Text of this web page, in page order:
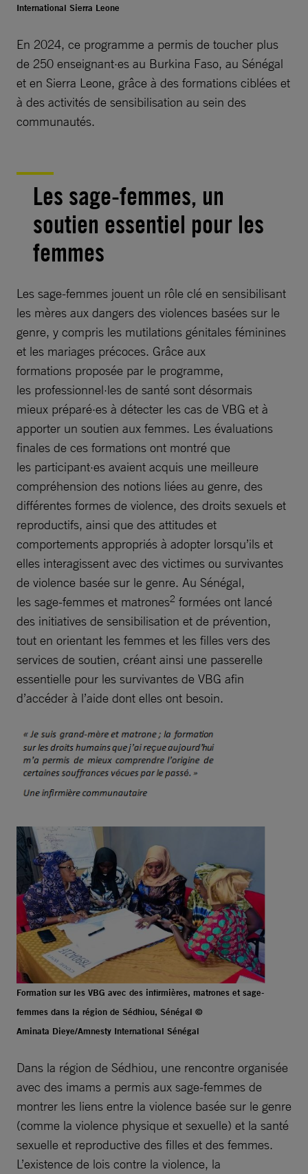
International Sierra Leone
En 2024, ce programme a permis de toucher plus
de 250 enseignant·es au Burkina Faso, au Sénégal
et en Sierra Leone, grâce à des formations ciblées et
à des activités de sensibilisation au sein des
communautés.
Les sage-femmes, un
soutien essentiel pour les
femmes
Les sage-femmes jouent un rôle clé en sensibilisant
les mères aux dangers des violences basées sur le
genre, y compris les mutilations génitales féminines
et les mariages précoces. Grâce aux
formations proposée par le programme,
les professionnel·les de santé sont désormais
mieux préparé·es à détecter les cas de VBG et à
apporter un soutien aux femmes. Les évaluations
finales de ces formations ont montré que
les participant·es avaient acquis une meilleure
compréhension des notions liées au genre, des
différentes formes de violence, des droits sexuels et
reproductifs, ainsi que des attitudes et
comportements appropriés à adopter lorsqu’ils et
elles interagissent avec des victimes ou survivantes
de violence basée sur le genre. Au Sénégal,
les sage-femmes et matrones2 formées ont lancé
des initiatives de sensibilisation et de prévention,
tout en orientant les femmes et les filles vers des
services de soutien, créant ainsi une passerelle
essentielle pour les survivantes de VBG afin
d’accéder à l’aide dont elles ont besoin.
Formation sur les VBG avec des infirmières, matrones et sage-
femmes dans la région de Sédhiou, Sénégal ©
Aminata Dieye/Amnesty International Sénégal
Dans la région de Sédhiou, une rencontre organisée
avec des imams a permis aux sage-femmes de
montrer les liens entre la violence basée sur le genre
(comme la violence physique et sexuelle) et la santé
sexuelle et reproductive des filles et des femmes.
L’existence de lois contre la violence, la